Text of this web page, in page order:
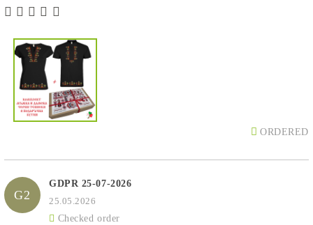
ORDERED
G2
GDPR 25-07-2026
25.05.2026
Checked order